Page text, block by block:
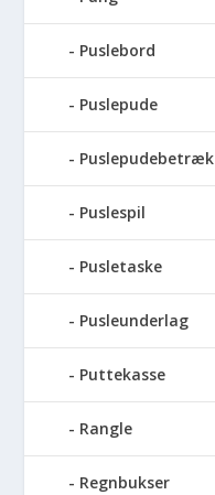
Puslebord
Puslepude
Puslepudebetræk
Puslespil
Pusletaske
Pusleunderlag
Puttekasse
Rangle
Regnbukser